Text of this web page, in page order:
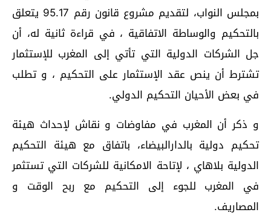
بمجلس النواب، لتقديم مشروع قانون رقم 95.17 يتعلق
بالتحكيم والوساطة الاتفاقية ، في قراءة ثانية له، أن
جل الشركات الدولية التي تأتي إلى المغرب للإستثمار
تشترط أن ينص عقد الإستثمار على التحكيم ، و تطلب
في بعض الأحيان التحكيم الدولي.
و ذكر أن المغرب في مفاوضات و نقاش لإحداث هيئة
تحكيم دولية بالدارالبيضاء، باتفاق مع هيئة التحكيم
الدولية بلاهاي ، لإتاحة الامكانية للشركات التي تستثمر
في المغرب للجوء إلى التحكيم مع ربح الوقت و
المصاريف.